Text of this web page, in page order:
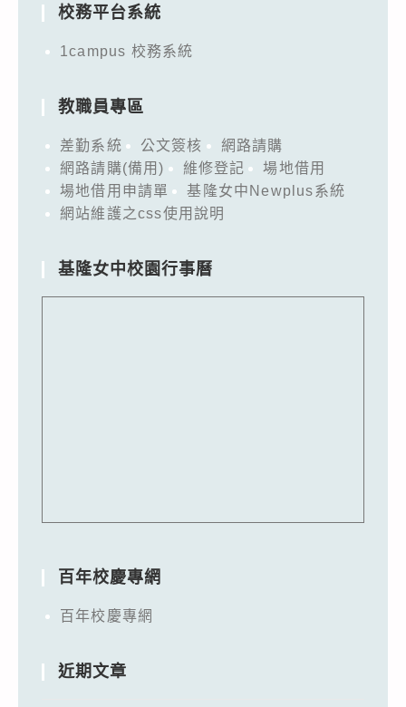
校務平台系統
1campus 校務系統
教職員專區
差勤系統 公文簽核
網路請購
網路請購(備用)
維修登記
場地借用
場地借用申請單
基隆女中Newplus系統
網站維護之css使用說明
基隆女中校園行事曆
百年校慶專網
百年校慶專網
近期文章